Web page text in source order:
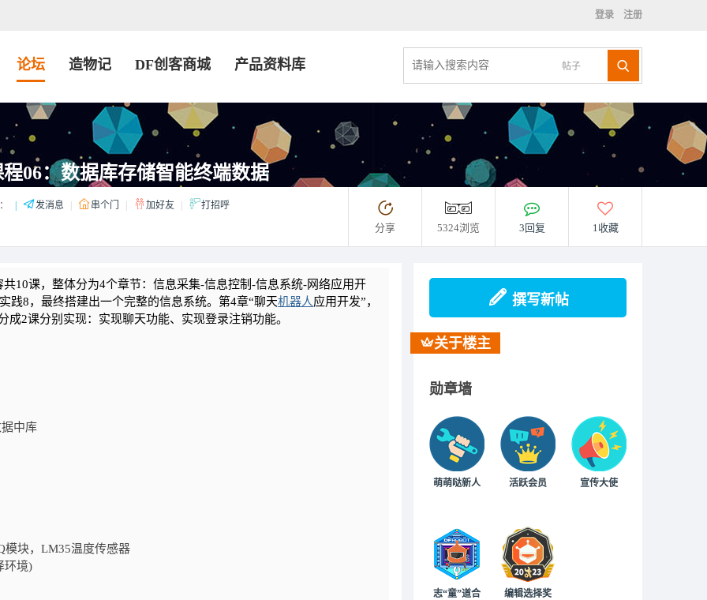
登录 注册
帖子
论坛 造物记 DF创客商城 产品资料库
06：数据库存储智能终端数据
发消息 串个门 加好友 打招呼
分享 5324浏览 3回复 1收藏
共10课，整体分为4个章节： 信息采集-信息控制-信息系统-网络应用开
践8，最终搭建出一个完整的信息系统。第4章“聊天机器人应用开发”，
成2课分别实现：实现聊天功能、实现登录注销功能。
中库
模块，LM35温度传感器
环境)
撰写新帖
关于楼主
勋章墙
萌萌哒新人 活跃会员 宣传大使
志“童”道合 编辑选择奖